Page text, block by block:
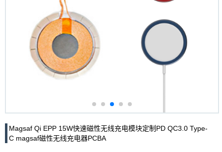
Magsaf Qi EPP 15W快速磁性无线充电模块定制PD QC3.0 Type-
C magsaf磁性无线充电器PCBA